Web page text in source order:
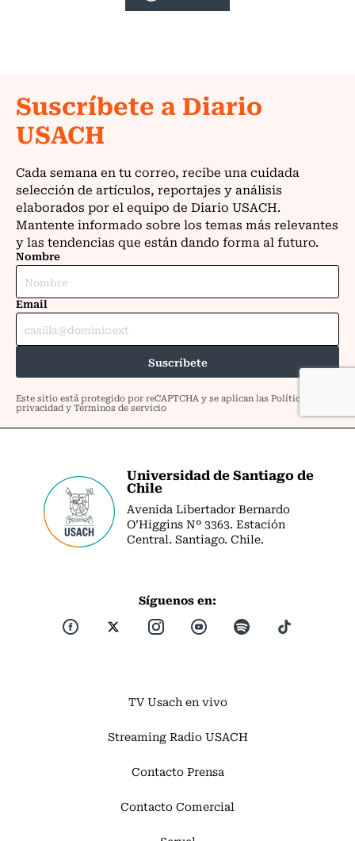
Universidad de Santiago de
Chile
Avenida Libertador Bernardo
O’Higgins Nº 3363. Estación
Central. Santiago. Chile.
Síguenos en:
TV Usach en vivo
Streaming Radio USACH
Contacto Prensa
Contacto Comercial